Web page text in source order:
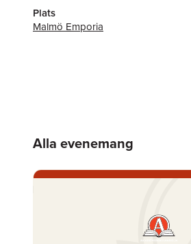
Plats
Malmö Emporia
Alla evenemang